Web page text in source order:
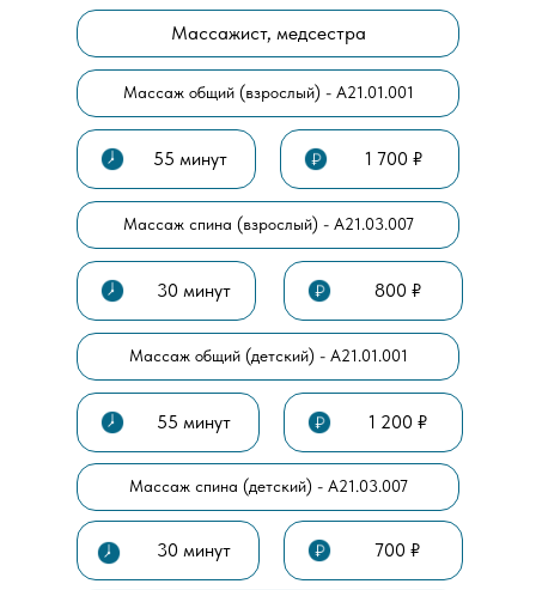
Массажист, медсестра
1 700 ₽
Массаж общий (взрослый) - A21.01.001
Массаж спина (взрослый) - A21.03.007
Массаж общий (детский) - A21.01.001
Массаж спина (детский) - A21.03.007
55 минут
800 ₽
30 минут
1 200 ₽
55 минут
700 ₽
30 минут